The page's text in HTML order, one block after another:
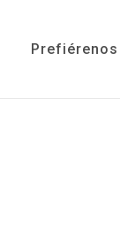
Prefiérenos